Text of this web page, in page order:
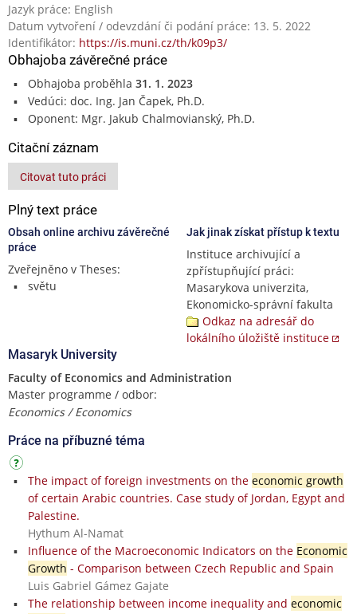
Jazyk práce: English
Datum vytvoření / odevzdání či podání práce: 13. 5. 2022
Identifikátor: https://is.muni.cz/th/k09p3/
Obhajoba závěrečné práce
Obhajoba proběhla 31. 1. 2023
Vedúci: doc. Ing. Jan Čapek, Ph.D.
Oponent: Mgr. Jakub Chalmovianský, Ph.D.
Citační záznam
Citovat tuto práci
Plný text práce
Obsah online archivu závěrečné
práce
Zveřejněno v Theses:
světu
Jak jinak získat přístup k textu
Instituce archivující a
zpřístupňující práci:
Masarykova univerzita,
Ekonomicko-správní fakulta
Odkaz na adresář do
lokálního úložiště instituce
Masaryk University
Faculty of Economics and Administration
Master programme / odbor:
Economics / Economics
Práce na příbuzné téma
The impact of foreign investments on the economic growth
of certain Arabic countries. Case study of Jordan, Egypt and
Palestine.
Hythum Al-Namat
Influence of the Macroeconomic Indicators on the Economic
Growth - Comparison between Czech Republic and Spain
Luis Gabriel Gámez Gajate
The relationship between income inequality and economic